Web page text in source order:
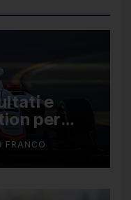
e
per
ottavo
FRANCO